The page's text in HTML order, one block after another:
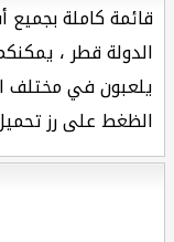
قائمة كاملة
الدولة قطر ،
يلعبون في مختلف
الظغط على رز